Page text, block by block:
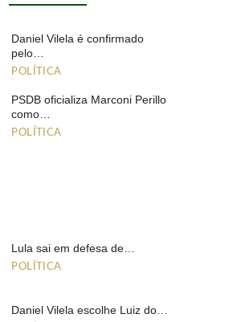
Daniel Vilela é confirmado
pelo…
POLÍTICA
PSDB oficializa Marconi Perillo
como…
POLÍTICA
Lula sai em defesa de…
POLÍTICA
Daniel Vilela escolhe Luiz do…